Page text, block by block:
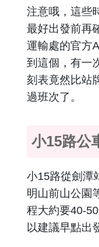
注意哦，這些
最好出發前再
運輸處的官方
到這個，有一
刻表竟然比站
過班次了。
小15路公
小15路從劍潭
明山前山公園
程大約要40-
以建議早點出